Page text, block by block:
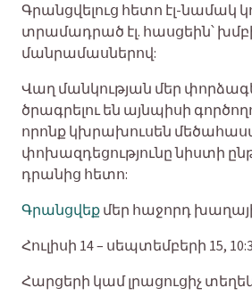
Գրանցվելուց հետո էլ-նամակ
տրամադրած էլ. հասցեին՝
մանրամասներով:
Վաղ մանկության մեր
ծրագրելու են այնպիսի
որոնք կխրախուսեն
փոխազդեցությունը նիստի
դրանից հետո:
Գրանցվեքմեր հաջորդ
Հուլիսի 14 – սեպտեմբերի 15,
Հարցերի կամ լրացուցիչ